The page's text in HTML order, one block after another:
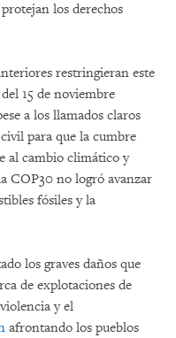
los derechos
restringieran este
15 de noviembre
a los llamados claros
para que la cumbre
al cambio climático y
COP30 no logró avanzar
fósiles y la
los graves daños que
de explotaciones de
y el
afrontando los pueblos